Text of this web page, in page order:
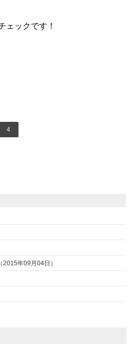
ェックです！
4
年09月04日）